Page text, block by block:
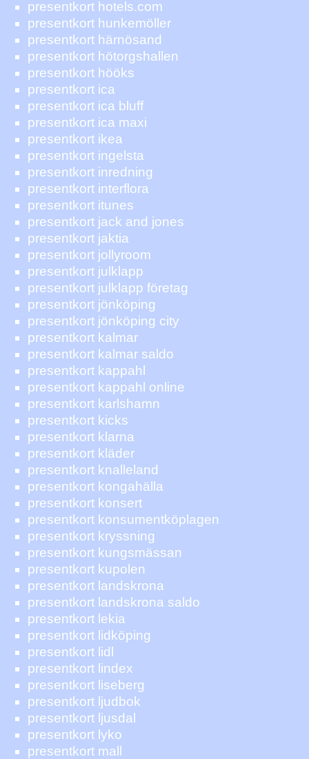
presentkort hotels.com
presentkort hunkemöller
presentkort härnösand
presentkort hötorgshallen
presentkort hööks
presentkort ica
presentkort ica bluff
presentkort ica maxi
presentkort ikea
presentkort ingelsta
presentkort inredning
presentkort interflora
presentkort itunes
presentkort jack and jones
presentkort jaktia
presentkort jollyroom
presentkort julklapp
presentkort julklapp företag
presentkort jönköping
presentkort jönköping city
presentkort kalmar
presentkort kalmar saldo
presentkort kappahl
presentkort kappahl online
presentkort karlshamn
presentkort kicks
presentkort klarna
presentkort kläder
presentkort knalleland
presentkort kongahälla
presentkort konsert
presentkort konsumentköplagen
presentkort kryssning
presentkort kungsmässan
presentkort kupolen
presentkort landskrona
presentkort landskrona saldo
presentkort lekia
presentkort lidköping
presentkort lidl
presentkort lindex
presentkort liseberg
presentkort ljudbok
presentkort ljusdal
presentkort lyko
presentkort mall